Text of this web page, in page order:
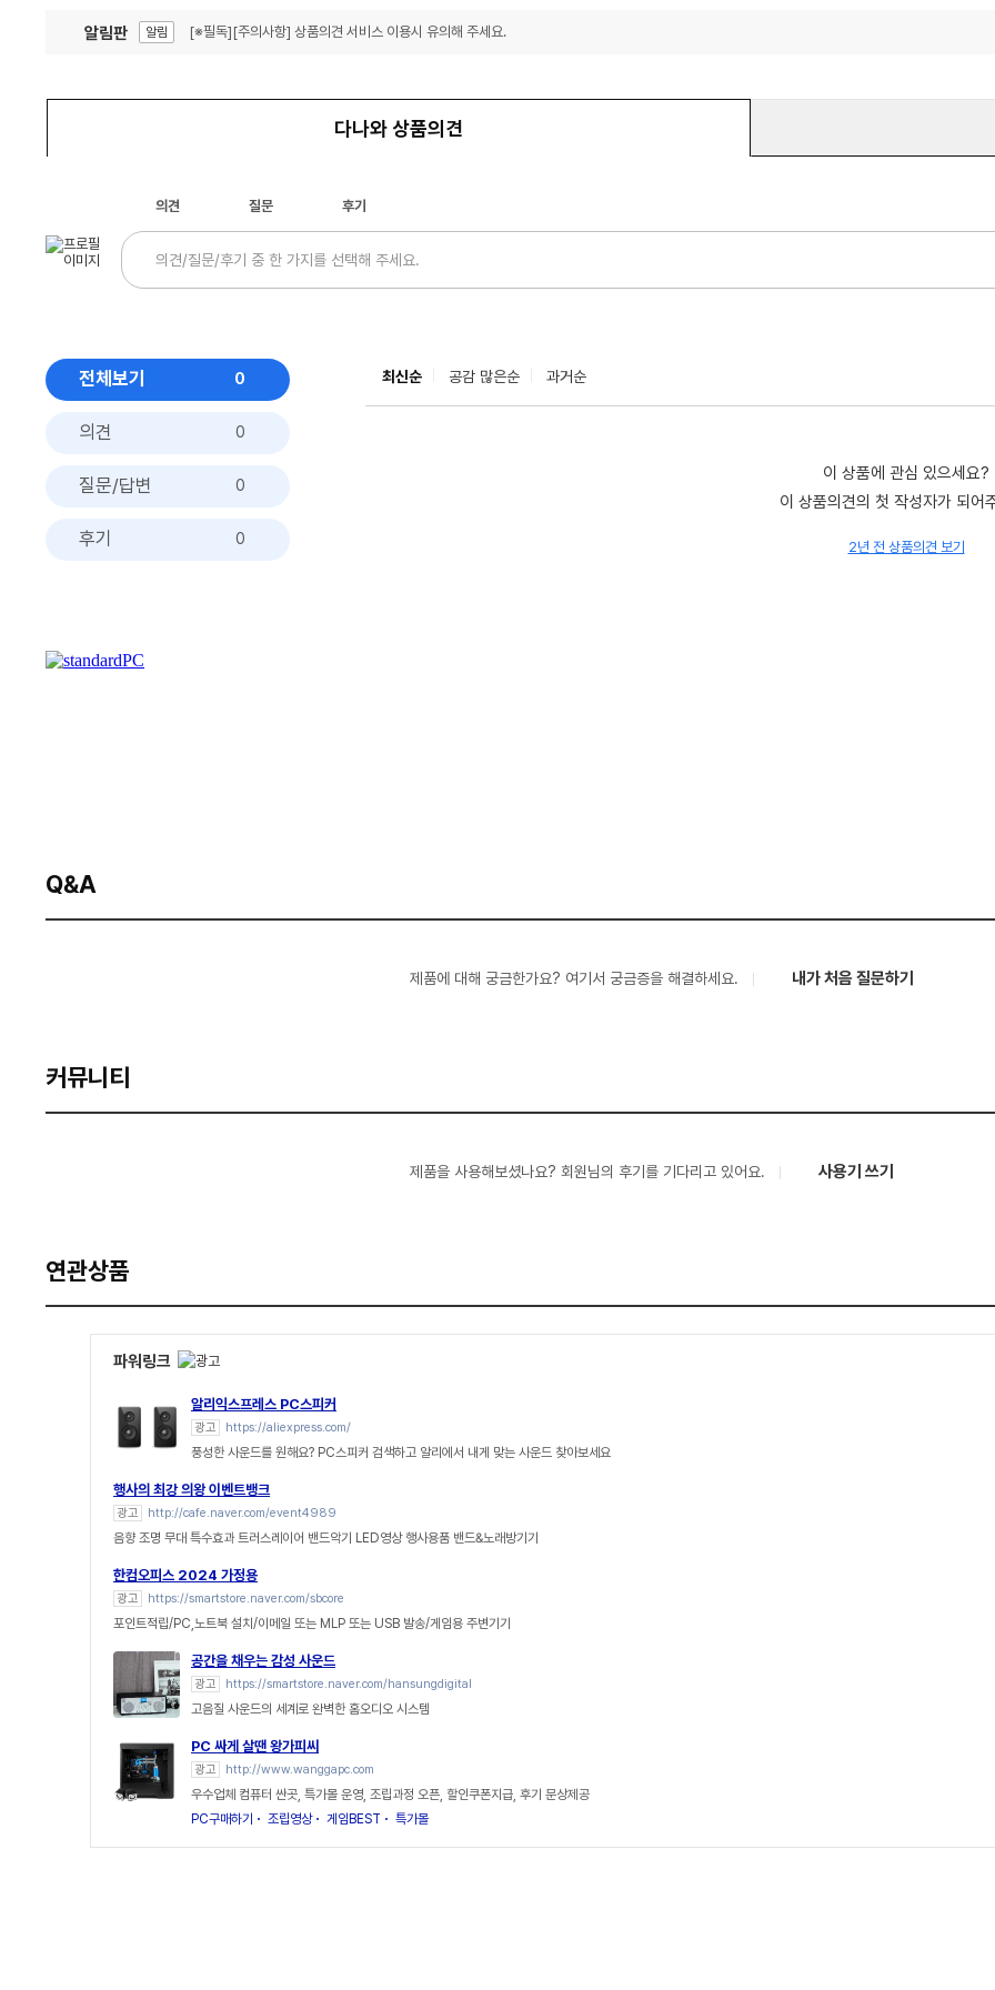
알림판 알림 [※필독][주의사항] 상품의견 서비스 이용시 유의해 주세요.
다나와 상품의견
의견 질문 후기
전체보기 0
의견 0
질문/답변 0
후기 0
최신순 공감 많은순 과거순
이 상품에 관심 있으세요?
이 상품의견의 첫 작성자가 되어
2년 전 상품의견 보기
Q&A
제품에 대해 궁금한가요? 여기서 궁금증을 해결하세요. 내가 처음 질문하기
커뮤니티
제품을 사용해보셨나요? 회원님의 후기를 기다리고 있어요. 사용기 쓰기
연관상품
파워링크
알리익스프레스 PC스피커
광고 https://aliexpress.com/
풍성한 사운드를 원해요? PC스피커 검색하고 알리에서 내게 맞는 사운드 찾아보세요
행사의 최강 의왕 이벤트뱅크
광고 http://cafe.naver.com/event4989
음향 조명 무대 특수효과 트러스레이어 밴드악기 LED영상 행사용품 밴드&노래방기기
한컴오피스 2024 가정용
광고 https://smartstore.naver.com/sbcore
포인트적립/PC,노트북 설치/이메일 또는 MLP 또는 USB 발송/게임용 주변기기
공간을 채우는 감성 사운드
광고 https://smartstore.naver.com/hansungdigital
고음질 사운드의 세계로 완벽한 홈오디오 시스템
PC 싸게 살땐 왕가피씨
광고 http://www.wanggapc.com
우수업체 컴퓨터 싼곳, 특가몰 운영, 조립과정 오픈, 할인쿠폰지급, 후기 문상제공
PC구매하기
조립영상 게임BEST 특가몰